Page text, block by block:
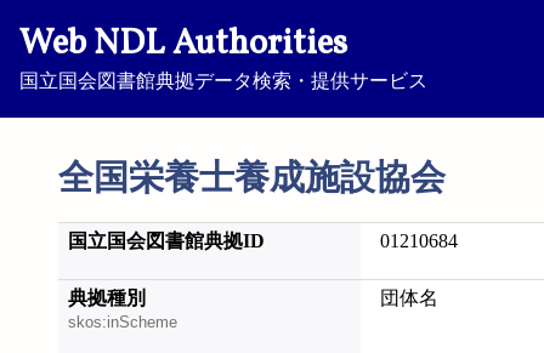
Web NDL Authorities
国立国会図書館典拠データ検索・提供サービス
全国栄養士養成施設協会
国立国会図書館典拠ID 01210684
典拠種別
skos:inScheme
団体名